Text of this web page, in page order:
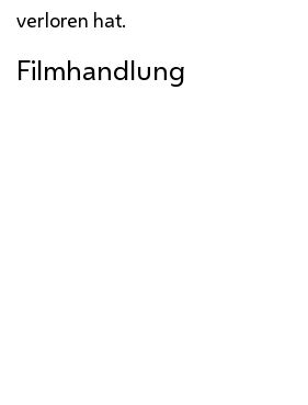
verloren hat.
Filmhandlung